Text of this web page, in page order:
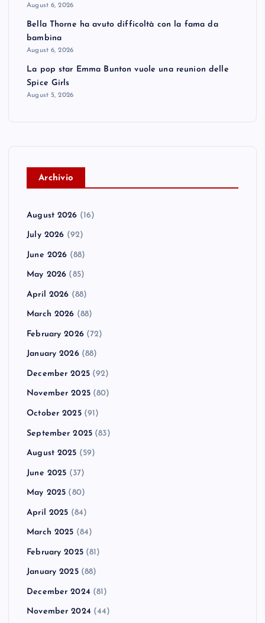
August 6, 2026
Bella Thorne ha avuto difficoltà con la fama da
bambina
August 6, 2026
La pop star Emma Bunton vuole una reunion delle
Spice Girls
August 5, 2026
Archivio
August 2026 (16)
July 2026 (92)
June 2026 (88)
May 2026 (85)
April 2026 (88)
March 2026 (88)
February 2026(72)
January 2026(88)
December 2025(92)
November 2025(80)
October 2025(91)
September 2025 (83)
August 2025 (59)
June 2025 (37)
May 2025 (80)
April 2025 (84)
March 2025 (84)
February 2025(81)
January 2025(88)
December 2024 (81)
November 2024 (44)